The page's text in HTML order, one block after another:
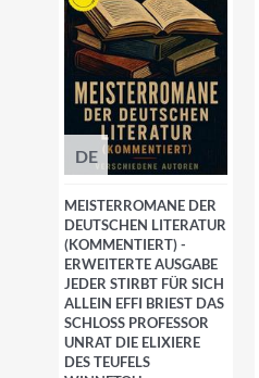
DE
MEISTERROMANE DER
DEUTSCHEN LITERATUR
(KOMMENTIERT) -
ERWEITERTE AUSGABE
JEDER STIRBT FÜR SICH
ALLEIN EFFI BRIEST DAS
SCHLOSS PROFESSOR
UNRAT DIE ELIXIERE
DES TEUFELS